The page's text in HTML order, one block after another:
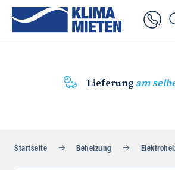
Lieferung am
Startseite Beheizung